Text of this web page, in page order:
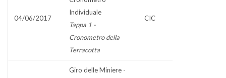
04/06/2017
Individuale
Tappa 1 -
Cronometro della
Terracotta
CIC
Giro delle Miniere -